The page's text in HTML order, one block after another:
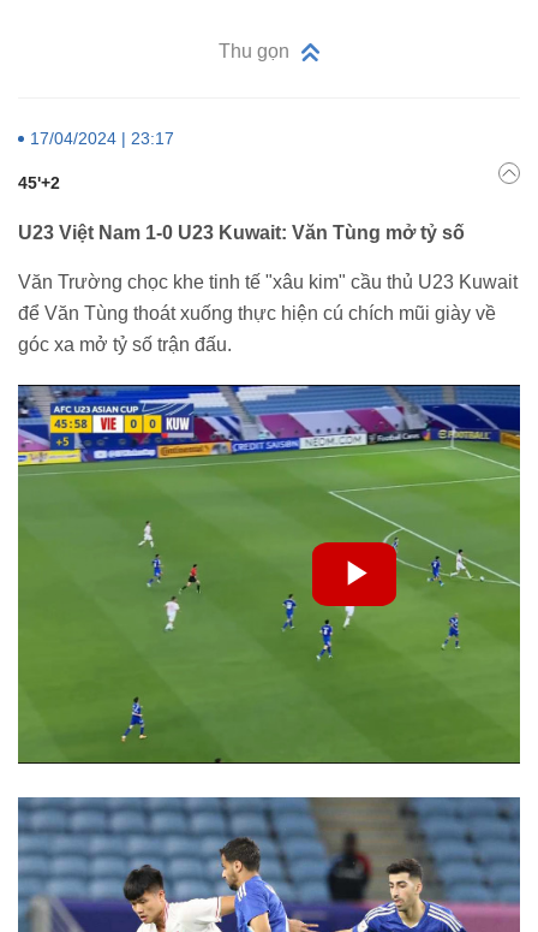
Thu gọn
17/04/2024 | 23:17
45'+2
U23 Việt Nam 1-0 U23 Kuwait: Văn Tùng mở tỷ số
Văn Trường chọc khe tinh tế "xâu kim" cầu thủ U23 Kuwait
để Văn Tùng thoát xuống thực hiện cú chích mũi giày về
góc xa mở tỷ số trận đấu.